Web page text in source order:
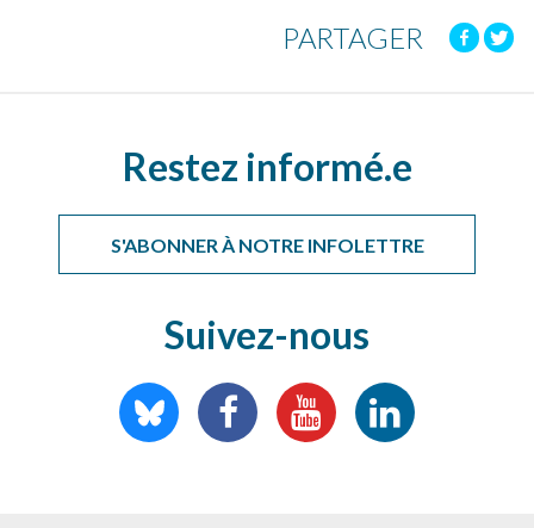
PARTAGER
Restez informé.e
S'ABONNER À NOTRE INFOLETTRE
Suivez-nous